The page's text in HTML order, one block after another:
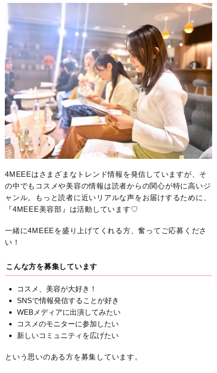
4MEEEはさまざまなトレンド情報を発信していますが、そ
の中でもコスメや美容の情報は読者からの関心が特に高いジ
ャンル。もっと読者に近いリアルな声をお届けするために、
『4MEEE美容部』は活動しています♡
一緒に4MEEEを盛り上げてくれる方、奮ってご応募くださ
い！
こんな方を募集しています
コスメ、美容が大好き！
SNSで情報発信することが好き
WEBメディアに出演してみたい
コスメのモニターに参加したい
新しいコミュニティを広げたい
という思いのある方を募集しています。